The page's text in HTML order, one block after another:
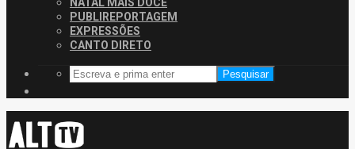
PUBLIREPORTAGEM
EXPRESSÕES
CANTO DIRETO
Pesquisar